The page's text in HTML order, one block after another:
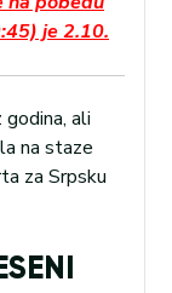
je 2.10.
godina, ali
na staze
za Srpsku